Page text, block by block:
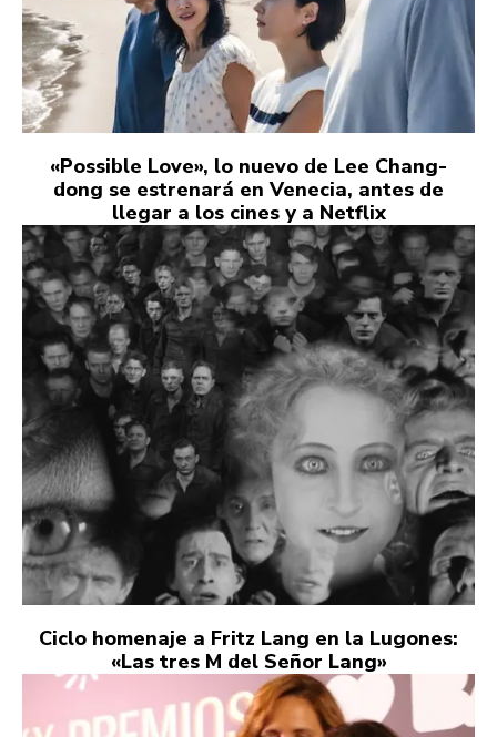
«Possible Love», lo nuevo de Lee Chang-
dong se estrenará en Venecia, antes de
llegar a los cines y a Netflix
Ciclo homenaje a Fritz Lang en la Lugones:
«Las tres M del Señor Lang»